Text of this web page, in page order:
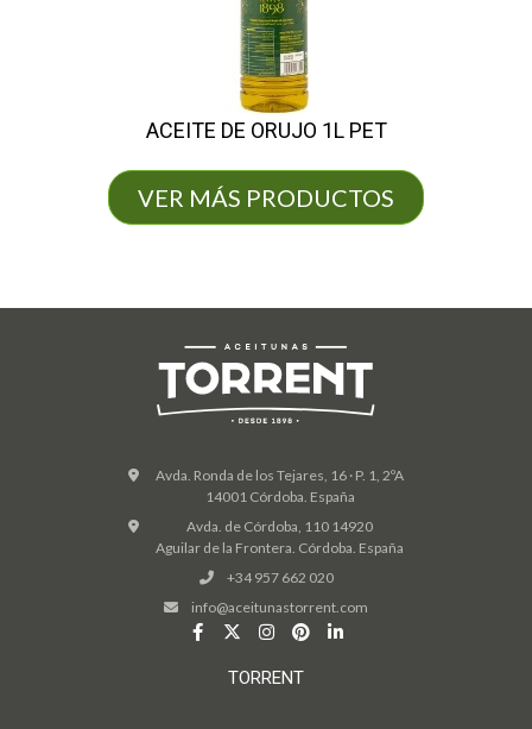
ACEITE DE ORUJO 1L PET
VER MÁS PRODUCTOS
Avda. Ronda de los Tejares, 16 · P. 1, 2ºA
14001 Córdoba. España
Avda. de Córdoba, 110 14920
Aguilar de la Frontera. Córdoba. España
+34 957 662 020
info@aceitunastorrent.com
TORRENT